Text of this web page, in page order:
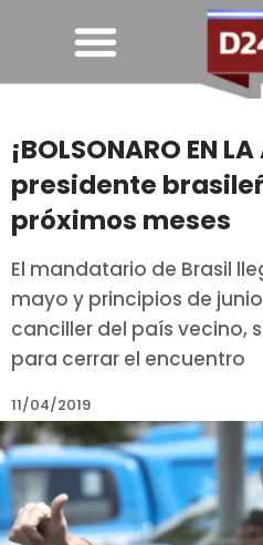
¡BOLSONARO EN
presidente
próximos meses
El mandatario de Brasil
mayo y principios de
canciller del país vecino,
para cerrar el encuentro
11/04/2019